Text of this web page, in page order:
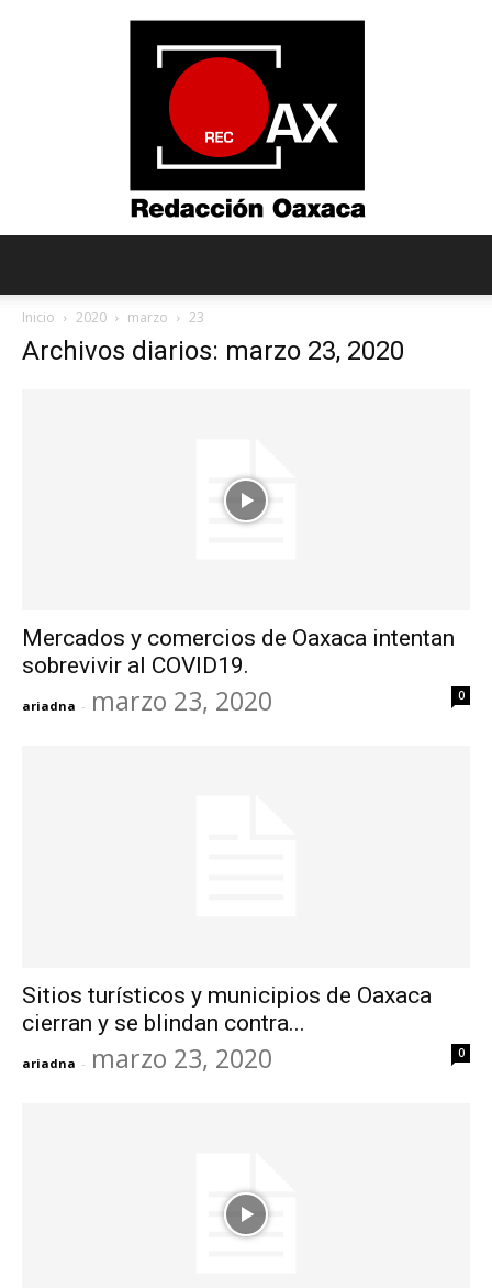
Inicio 2020 marzo 23
Archivos diarios: marzo 23, 2020
Mercados y comercios de Oaxaca intentan
sobrevivir al COVID19.
ariadna - marzo 23, 2020 0
Sitios turísticos y municipios de Oaxaca
cierran y se blindan contra...
ariadna - marzo 23, 2020 0